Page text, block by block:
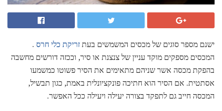
ישנם מספר סוגים של מכסים המשמשים בעת זריקת כלי חרס .
המכסים מספקים מוקד עניין של צנצנת או סיר, וככזה דורשים מחשבה
בהפקת מכסה אשר שניהם מתאימים את הסיר פשוטו כמשמעו
אסתטית. אם הסיר הוא חתיכה פונקציונלית באמת, כגון תבשיל,
המכסה חייב גם לתפקד בצורה יעילה ויעילה ככל האפשר.